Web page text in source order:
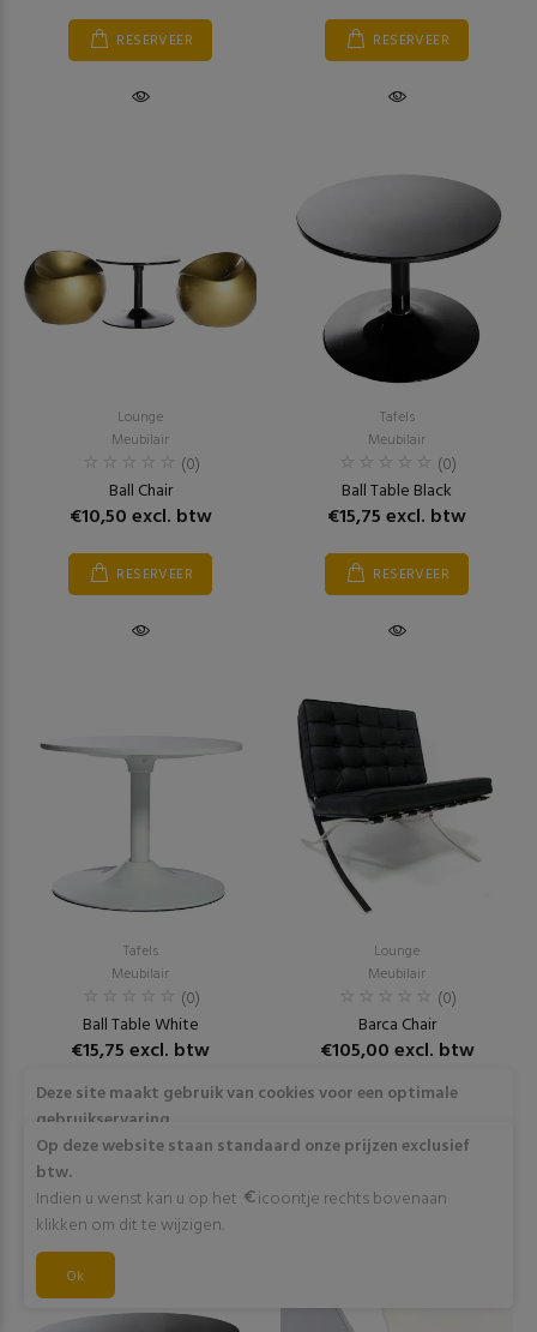
RESERVEER RESERVEER
Lounge
Meubilair
(0)
Ball Chair
€10,50 excl. btw
RESERVEER
Tafels
Meubilair
(0)
Ball Table Black
€15,75 excl. btw
RESERVEER
Tafels
Meubilair
(0)
Ball Table White
€15,75 excl. btw
RESERVEER
Lounge
Meubilair
(0)
Barca Chair
€105,00 excl. btw
RESERVEER
Deze site maakt gebruik van cookies voor een optimale
gebruikservaring
Door op "Akkoord" te klikken of verder gebruik te maken
van deze website gaat stemt u in met het gebruik van deze
cookies. Wens je meer info omtrent deze cookies? Klik dan
op "Meer info".
Akkoord
Op deze website staan standaard onze prijzen exclusief
btw.
Indien u wenst kan u op het
icoontje rechts bovenaan
klikken om dit te wijzigen.
Ok